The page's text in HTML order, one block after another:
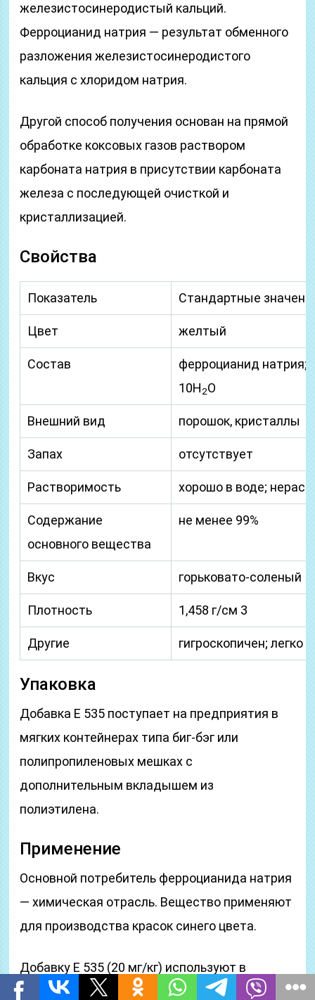
железистосинеродистый кальций.
Ферроцианид натрия — результат обменного
разложения железистосинеродистого
кальция с хлоридом натрия.
Другой способ получения основан на прямой
обработке коксовых газов раствором
карбоната натрия в присутствии карбоната
железа с последующей очисткой и
кристаллизацией.
Свойства
Показатель Стандартные
Цвет желтый
Состав
ферроцианид натрия;
10H2О
Внешний вид порошок, кристаллы
Запах отсутствует
Растворимость хорошо в воде;
Содержание
основного вещества
не менее 99%
Вкус горьковато-соленый
Плотность 1,458 г/см 3
Другие гигроскопичен; легко
Упаковка
Добавка E 535 поступает на предприятия в
мягких контейнерах типа биг-бэг или
полипропиленовых мешках с
дополнительным вкладышем из
полиэтилена.
Применение
Основной потребитель ферроцианида натрия
— химическая отрасль. Вещество применяют
для производства красок синего цвета.
Добавку Е 535 (20 мг/кг) используют в
пищевой отрасли ограничено.